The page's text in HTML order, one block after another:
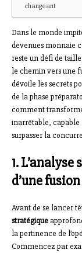
changeant
Dans le monde
devenues monnaie
reste un défi de
le chemin vers une
dévoile les secrets
de la phase
comment
inarrêtable, capable
surpasser la
1.
d’une
Avant de se lancer
stratégique
la pertinence de
Commencez par